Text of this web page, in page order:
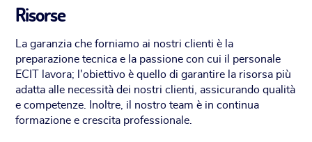
Risorse
La garanzia che forniamo ai nostri clienti è la
preparazione tecnica e la passione con cui il personale
ECIT lavora; l'obiettivo è quello di garantire la risorsa più
adatta alle necessità dei nostri clienti, assicurando qualità
e competenze. Inoltre, il nostro team è in continua
formazione e crescita professionale.